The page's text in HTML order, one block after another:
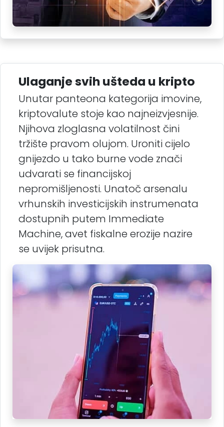
Ulaganje svih ušteda u kripto
Unutar panteona kategorija imovine,
kriptovalute stoje kao najneizvjesnije.
Njihova zloglasna volatilnost čini
tržište pravom olujom. Uroniti cijelo
gnijezdo u tako burne vode znači
udvarati se financijskoj
nepromišljenosti. Unatoč arsenalu
vrhunskih investicijskih instrumenata
dostupnih putem Immediate
Machine, avet fiskalne erozije nazire
se uvijek prisutna.